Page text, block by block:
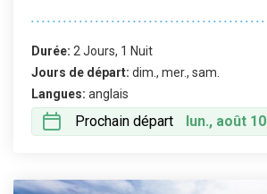
Durée: 2 Jours, 1 Nuit
Jours de départ: dim., mer., sam.
Langues: anglais
Prochain départ lun., août 10